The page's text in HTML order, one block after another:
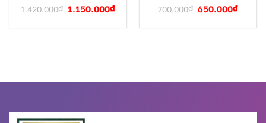
1.420.000₫ 1.150.000₫
700.000₫ 650.000₫